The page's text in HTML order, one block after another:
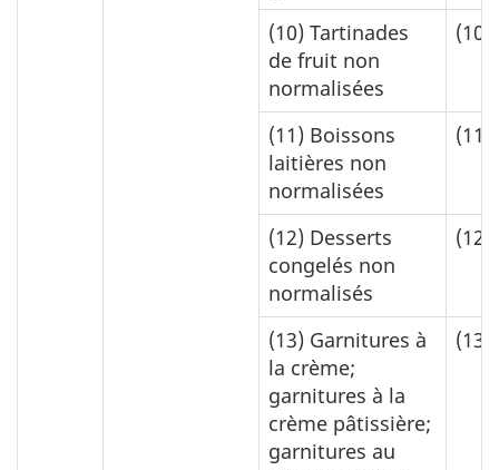
(10) Tartinades
de fruit non
normalisées
(10)
(11) Boissons
laitières non
normalisées
(11)
(12) Desserts
congelés non
normalisés
(12)
(13) Garnitures à
la crème;
garnitures à la
crème pâtissière;
garnitures au
(13)